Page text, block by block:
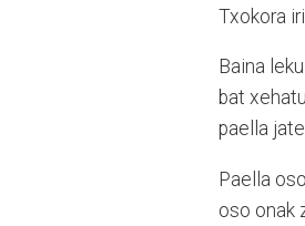
Txokora
Baina
bat
paella
Paella
oso onak